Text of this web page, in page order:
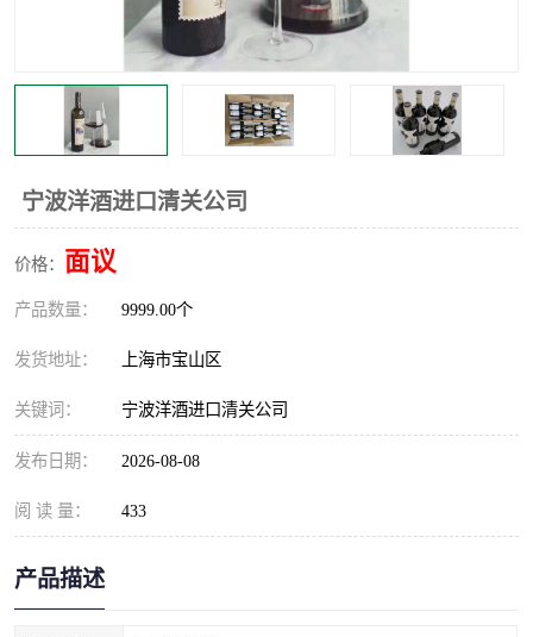
宁波洋酒进口清关公司
价格： 面议
产品数量： 9999.00个
发货地址： 上海市宝山区
关键词： 宁波洋酒进口清关公司
发布日期： 2026-08-08
阅 读 量： 433
产品描述